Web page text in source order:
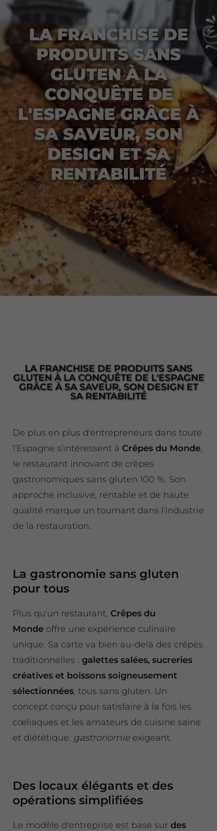
LA FRANCHISE DE
PRODUITS SANS
GLUTEN À LA
CONQUÊTE DE
L'ESPAGNE GRÂCE À
SA SAVEUR, SON
DESIGN ET SA
RENTABILITÉ
LA FRANCHISE DE PRODUITS SANS
GLUTEN À LA CONQUÊTE DE L'ESPAGNE
GRÂCE À SA SAVEUR, SON DESIGN ET
SA RENTABILITÉ
De plus en plus d'entrepreneurs dans toute
l'Espagne s'intéressent à Crêpes du Monde,
le restaurant innovant de crêpes
gastronomiques sans gluten 100 %. Son
approche inclusive, rentable et de haute
qualité marque un tournant dans l'industrie
de la restauration.
La gastronomie sans gluten
pour tous
Plus qu'un restaurant, Crêpes du
Mondeoffre une expérience culinaire
unique. Sa carte va bien au-delà des crêpes
traditionnelles : galettes salées, sucreries
créatives et boissons soigneusement
sélectionnées, tous sans gluten. Un
concept conçu pour satisfaire à la fois les
cœliaques et les amateurs de cuisine saine
et diététique. gastronomieexigeant.
Des locaux élégants et des
opérations simplifiées
Le modèle d'entreprise est basé sur des